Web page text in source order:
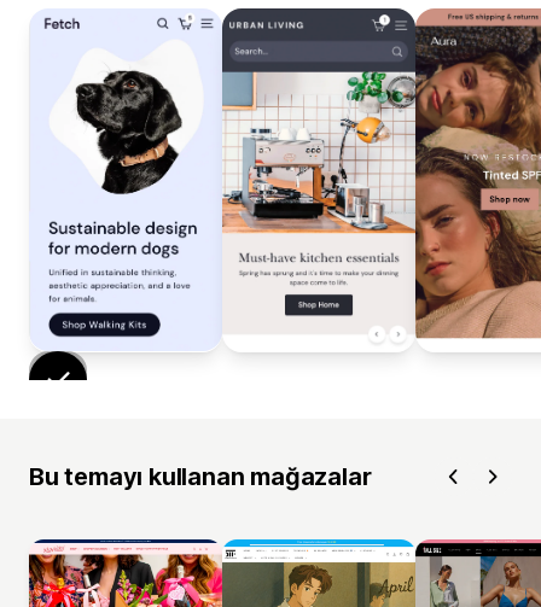
Bu temayı kullanan mağazalar